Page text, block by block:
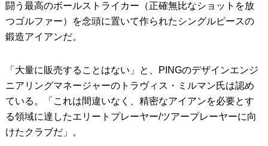
闘う最高のボールストライカー（正確無比なショットを放
つゴルファー）を念頭に置いて作られたシングルピースの
鍛造アイアンだ。
「大量に販売することはない」と、PINGのデザインエンジ
ニアリングマネージャーのトラヴィス・ミルマン氏は認め
ている。「これは間違いなく、精密なアイアンを必要とす
る領域に達したエリートプレーヤー/ツアープレーヤーに向
けたクラブだ」。